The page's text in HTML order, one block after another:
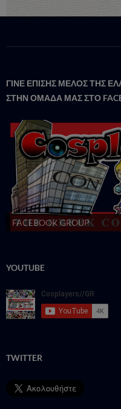
ΓΙΝΕ ΕΠΙΣΗΣ ΜΕΛΟΣ ΤΗΣ
ΣΤΗΝ ΟΜΑΔΑ ΜΑΣ ΣΤΟ
FACEBOOK GROUP
YOUTUBE
TWITTER